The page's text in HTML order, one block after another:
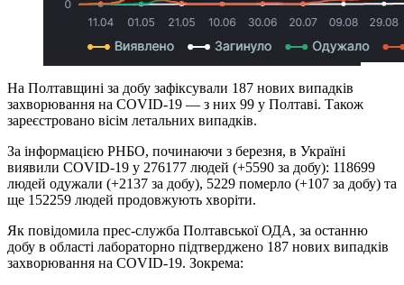
На Полтавщині за добу зафіксували 187 нових випадків
захворювання на COVID-19 — з них 99 у Полтаві. Також
зареєстровано вісім летальних випадків.
За інформацією РНБО, починаючи з березня, в Україні
виявили COVID-19 у 276177 людей (+5590 за добу): 118699
людей одужали (+2137 за добу), 5229 померло (+107 за добу) та
ще 152259 людей продовжують хворіти.
Як повідомила прес-служба Полтавської ОДА, за останню
добу в області лабораторно підтверджено 187 нових випадків
захворювання на COVID-19. Зокрема: